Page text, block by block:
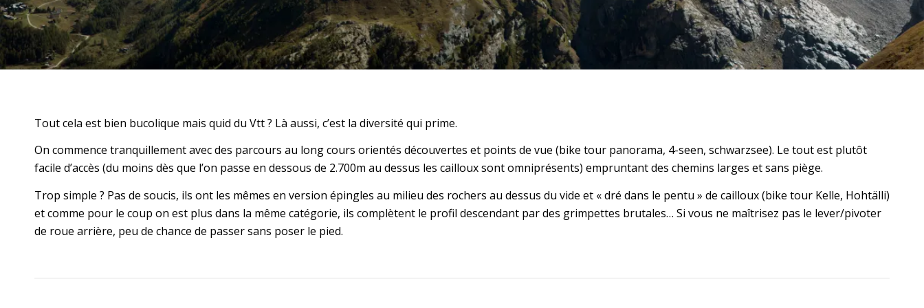
Tout cela est bien bucolique mais quid du Vtt ? Là aussi, c’est la diversité qui prime.
On commence tranquillement avec des parcours au long cours orientés découvertes et points de vue (bike tour panorama, 4-seen, schwarzsee). Le tout est plutôt
facile d’accès (du moins dès que l’on passe en dessous de 2.700m au dessus les cailloux sont omniprésents) empruntant des chemins larges et sans piège.
Trop simple ? Pas de soucis, ils ont les mêmes en version épingles au milieu des rochers au dessus du vide et « dré dans le pentu » de cailloux (bike tour Kelle, Hohtälli)
et comme pour le coup on est plus dans la même catégorie, ils complètent le profil descendant par des grimpettes brutales… Si vous ne maîtrisez pas le lever/pivoter
de roue arrière, peu de chance de passer sans poser le pied.